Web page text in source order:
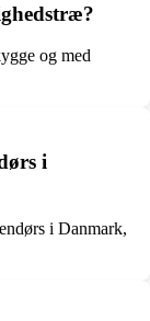
og med
i
i Danmark,